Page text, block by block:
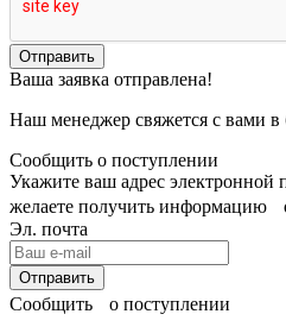
Отправить
Ваша заявка отправлена!
Наш менеджер свяжется с вами
Сообщить о поступлении
Укажите ваш адрес электронной
желаете получить информацию
Эл. почта
Отправить
Сообщить о поступлении